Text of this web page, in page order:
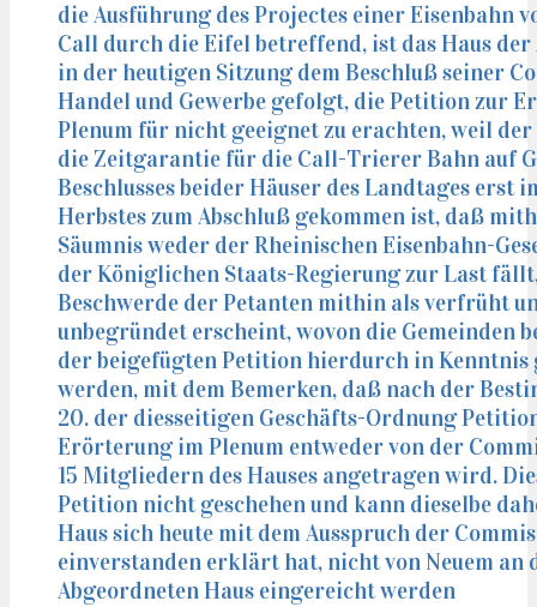
die Ausführung des Projectes einer Eisenbahn
Call durch die Eifel betreffend, ist das Haus
in der heutigen Sitzung dem Beschluß seiner
Handel und Gewerbe gefolgt, die Petition zur
Plenum für nicht geeignet zu erachten, weil
die Zeitgarantie für die Call-Trierer Bahn auf
Beschlusses beider Häuser des Landtages erst
Herbstes zum Abschluß gekommen ist, daß
Säumnis weder der Rheinischen Eisenbahn-
der Königlichen Staats-Regierung zur Last
Beschwerde der Petanten mithin als verfrüht
unbegründet erscheint, wovon die Gemeinden
der beigefügten Petition hierdurch in Kenntnis
werden, mit dem Bemerken, daß nach der
20. der diesseitigen Geschäfts-Ordnung
Erörterung im Plenum entweder von der
15 Mitgliedern des Hauses angetragen wird.
Petition nicht geschehen und kann dieselbe
Haus sich heute mit dem Ausspruch der
einverstanden erklärt hat, nicht von Neuem an
Abgeordneten Haus eingereicht werden